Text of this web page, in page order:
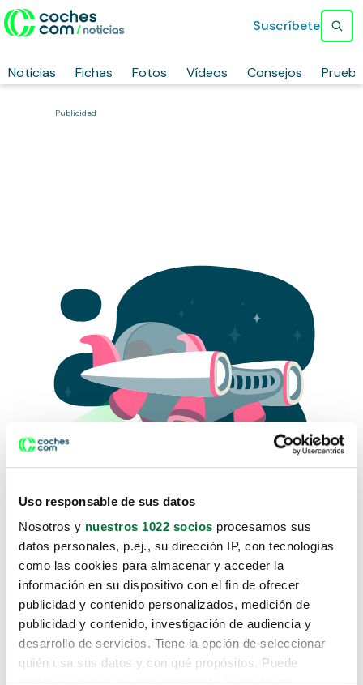
Uso responsable de sus datos
Nosotros y nuestros 1022 socios procesamos sus
datos personales, p.ej., su dirección IP, con tecnologías
como las cookies para almacenar y acceder la
información en su dispositivo con el fin de ofrecer
publicidad y contenido personalizados, medición de
publicidad y contenido, investigación de audiencia y
desarrollo de servicios. Tiene la opción de seleccionar
quién usa sus datos y con qué propósitos. Puede
Noticias Fichas Fotos Vídeos Consejos
Suscríbete
Publicidad
Lo sentimos, no sabemos como
te hemos traido hasta aquí.
Pero puedes encontrar el coche que estás
buscando en alguno de estos enlaces: